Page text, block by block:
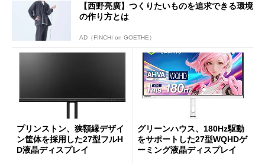
【西野亮廣】つくりたいものを追求できる環境
の作り方とは
AD（FINCHI on GOETHE）
プリンストン、狭額縁デザイ
ン筐体を採用した27型フルH
D液晶ディスプレイ
グリーンハウス、180Hz駆動
をサポートした27型WQHDゲ
ーミング液晶ディスプレイ